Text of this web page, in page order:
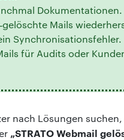
Dokumentationen.
Mails
Synchronisationsfehler.
für Audits oder
nach Lösungen
„STRATO Webmail